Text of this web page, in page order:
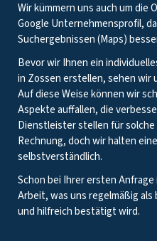
Wir kümmern uns auch um die
Google Unternehmensprofil,
Suchergebnissen (Maps)
Bevor wir Ihnen ein
in Zossen erstellen, sehen wir
Auf diese Weise können wir
Aspekte auffallen, die
Dienstleister stellen für
Rechnung, doch wir halten
selbstverständlich.
Schon bei Ihrer ersten
Arbeit, was uns regelmäßig
und hilfreich bestätigt wird.